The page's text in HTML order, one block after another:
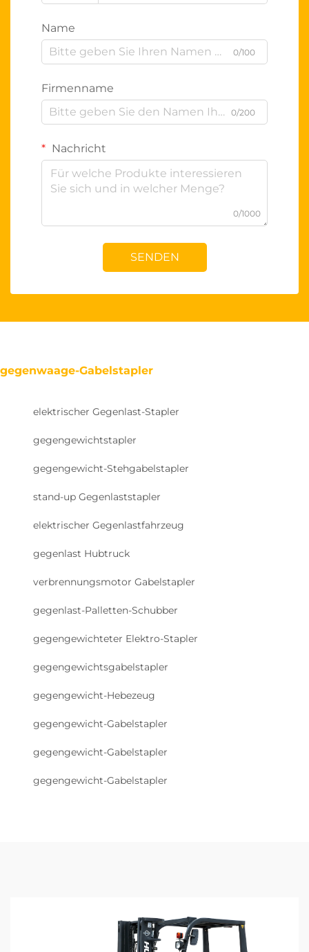
Name
0/100
Firmenname
0/200
Nachricht
0/1000
SENDEN
gegenwaage-Gabelstapler
elektrischer Gegenlast-Stapler
gegengewichtstapler
gegengewicht-Stehgabelstapler
stand-up Gegenlaststapler
elektrischer Gegenlastfahrzeug
gegenlast Hubtruck
verbrennungsmotor Gabelstapler
gegenlast-Palletten-Schubber
gegengewichteter Elektro-Stapler
gegengewichtsgabelstapler
gegengewicht-Hebezeug
gegengewicht-Gabelstapler
gegengewicht-Gabelstapler
gegengewicht-Gabelstapler